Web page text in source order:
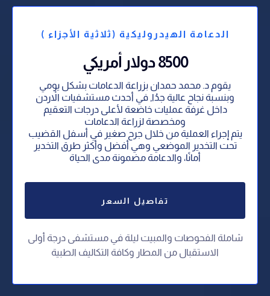
الدعامة الهيدروليكية (ثلاثية الأجزاء )
8500 دولار أمريكي
يقوم د. محمد حمدان بزراعة الدعامات بشكل يومي
وبنسبة نجاح عالية جدُا, في أحدث مستشفيات الاْردن
داخل غرفة عمليات خاضعة لأعلى درجات التعقيم
ومخصصة لزراعة الدعامات
يتم إجراء العملية من خلال جرح صغير في أسفل القضيب
تحت التخدير الموضعي وهي أفضل وأكثر طرق التخدير
أمانًا، والدعامة مضمونة مدى الحياة
تفاصيل السعر
شاملة الفحوصات والمبيت ليلة في مستشفى درجة أولى
⁠الاستقبال من المطار وكافة التكاليف الطبية